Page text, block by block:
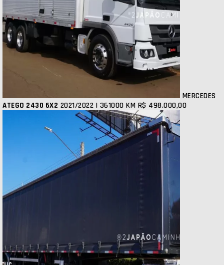
MERCEDES
ATEGO 2430 6X2 2021/2022 | 361000 KM R$ 498.000,00